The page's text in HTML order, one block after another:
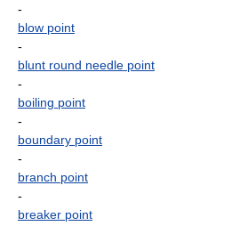
-
blow point
-
blunt round needle point
-
boiling point
-
boundary point
-
branch point
-
breaker point